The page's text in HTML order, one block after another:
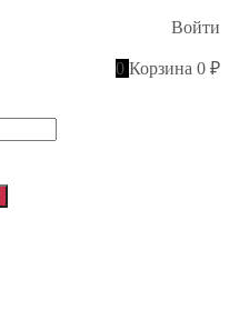
Войти
0 Корзина 0 ₽